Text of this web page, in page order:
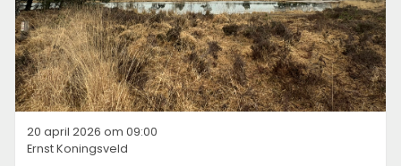
20 april 2026 om 09:00
Ernst Koningsveld